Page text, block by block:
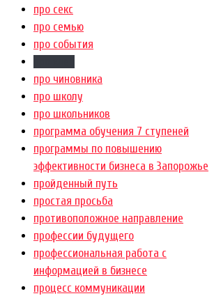
про секс
про семью
про события
про чиновника
про школу
про школьников
программа обучения 7 ступеней
программы по повышению
эффективности бизнеса в Запорожье
пройденный путь
простая просьба
противоположное направление
профессии будущего
профессиональная работа с
информацией в бизнесе
процесс коммуникации